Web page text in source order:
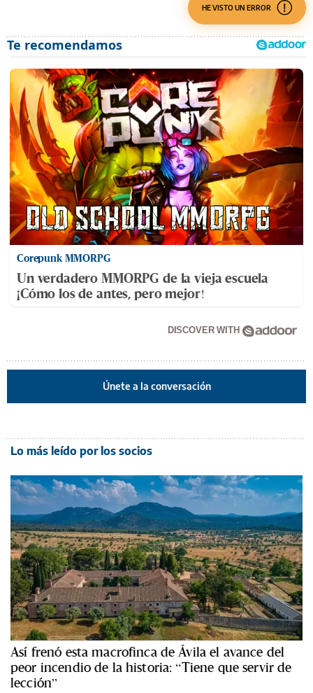
HE VISTO UN ERROR
Corepunk MMORPG
Un verdadero MMORPG de la vieja escuela
¡Cómo los de antes, pero mejor!
DISCOVER WITH
Únete a la conversación
Lo más leído por los socios
Así frenó esta macrofinca de Ávila el avance del
peor incendio de la historia: “Tiene que servir de
lección”